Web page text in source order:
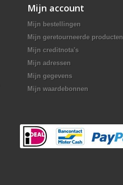
Mijn account
Mijn bestellingen
Mijn geretourneerde producten
Mijn creditnota's
Mijn adressen
Mijn gegevens
Mijn waardebonnen